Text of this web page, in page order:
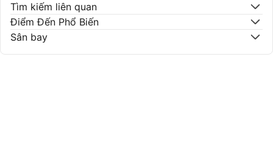
Tìm kiếm liên quan
Điểm Đến Phổ Biến
Sân bay